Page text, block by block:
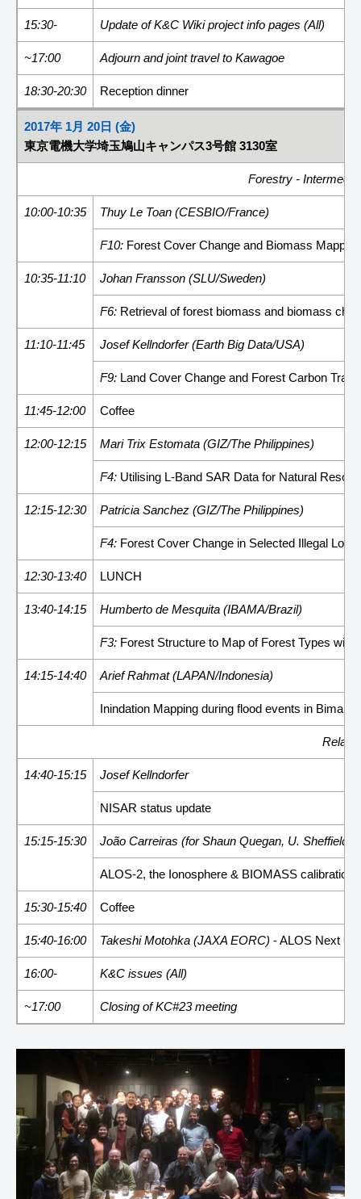
15:30- Update of K&C Wiki project info pages (All)
~17:00 Adjourn and joint travel to Kawagoe
18:30-20:30 Reception dinner
2017年 1月 20日 (金)
東京電機大学埼玉鳩山キャンパス3号館 3130室
Forestry -
10:00-10:35 Thuy Le Toan (CESBIO/France)
F10: Forest Cover Change and Biomass
10:35-11:10 Johan Fransson (SLU/Sweden)
F6: Retrieval of forest biomass and biomass
11:10-11:45 Josef Kellndorfer (Earth Big Data/USA)
F9: Land Cover Change and Forest Carbon
11:45-12:00 Coffee
12:00-12:15 Mari Trix Estomata (GIZ/The Philippines)
F4: Utilising L-Band SAR Data for Natural
12:15-12:30 Patricia Sanchez (GIZ/The Philippines)
F4: Forest Cover Change in Selected Illegal
12:30-13:40 LUNCH
13:40-14:15 Humberto de Mesquita (IBAMA/Brazil)
F3: Forest Structure to Map of Forest Types with
14:15-14:40 Arief Rahmat (LAPAN/Indonesia)
Inindation Mapping during flood events in Bima
14:40-15:15 Josef Kellndorfer
NISAR status update
15:15-15:30 João Carreiras (for Shaun Quegan, U. Sheffield/
ALOS-2, the Ionosphere & BIOMASS calibration
15:30-15:40 Coffee
15:40-16:00 Takeshi Motohka (JAXA EORC) - ALOS Next
16:00- K&C issues (All)
~17:00 Closing of KC#23 meeting